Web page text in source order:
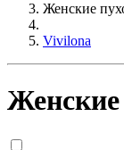
Женские
Vivilona